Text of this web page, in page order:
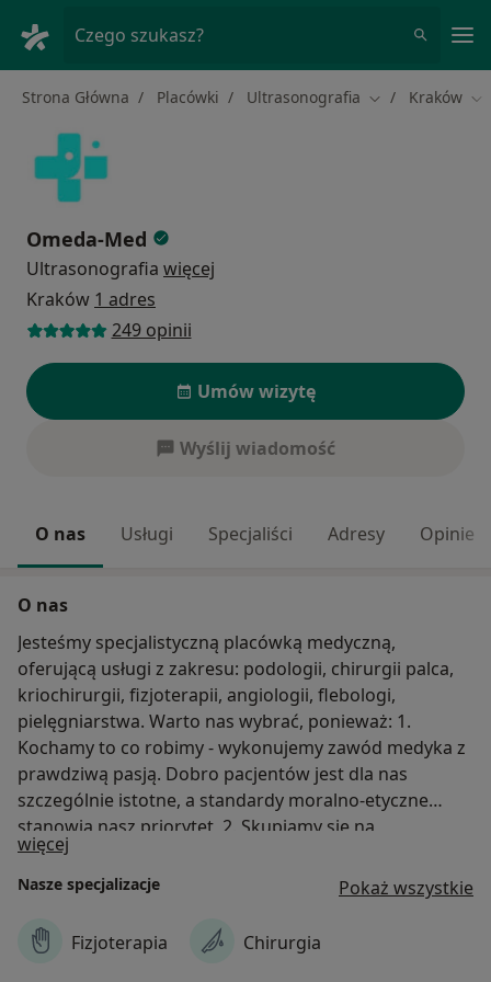
Czego szukasz?
Strona Główna Placówki Ultrasonografia Zmień miasto
Kraków
Omeda-Med
Ultrasonografia więcej
Kraków 1 adres
249 opinii
Umów wizytę
Wyślij wiadomość
O nas Usługi Specjaliści Adresy Opinie
O nas
Jesteśmy specjalistyczną placówką medyczną,
oferującą usługi z zakresu: podologii, chirurgii palca,
kriochirurgii, fizjoterapii, angiologii, flebologi,
pielęgniarstwa. Warto nas wybrać, ponieważ: 1.
Kochamy to co robimy - wykonujemy zawód medyka z
prawdziwą pasją. Dobro pacjentów jest dla nas
szczególnie istotne, a standardy moralno-etyczne
stanowią nasz priorytet, 2. Skupiamy się na
potrzebach pacjenta - głównym celem naszej firmy
medycznej jest postawienie każdego pacjenta na
zdrowe i silne nogi. Chcemy sprawić, by mógł czerpać
radość ze stania, chodzenia, biegania i skakania, 3.
Specjaliści z różnych dziedzin - nasz zespół składa się
więcej
Nasze specjalizacje Pokaż wszystkie
Fizjoterapia Chirurgia